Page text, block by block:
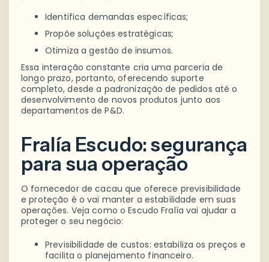
Identifica demandas específicas;
Propõe soluções estratégicas;
Otimiza a gestão de insumos.
Essa interação constante cria uma parceria de
longo prazo, portanto, oferecendo suporte
completo, desde a padronização de pedidos até o
desenvolvimento de novos produtos junto aos
departamentos de P&D.
Fralía Escudo: segurança
para sua operação
O fornecedor de cacau que oferece previsibilidade
e proteção é o vai manter a estabilidade em suas
operações. Veja como o Escudo Fralía vai ajudar a
proteger o seu negócio:
Previsibilidade de custos: estabiliza os preços e
facilita o planejamento financeiro.